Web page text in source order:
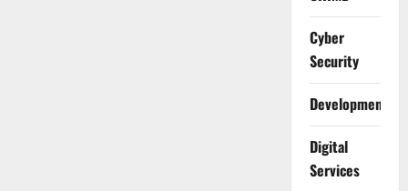
Cyber
Security
Development
Digital
Services